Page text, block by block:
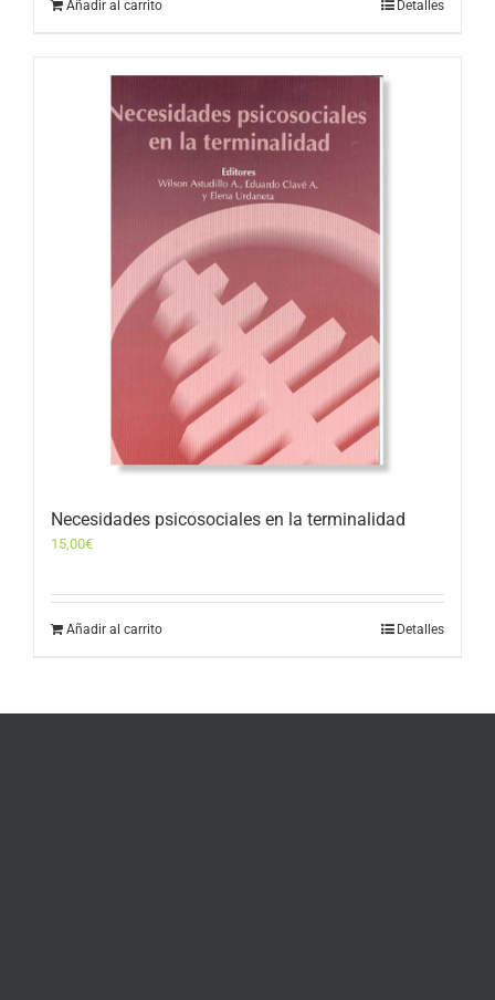
Añadir al carrito Detalles
Necesidades psicosociales en la terminalidad
15,00€
Añadir al carrito Detalles